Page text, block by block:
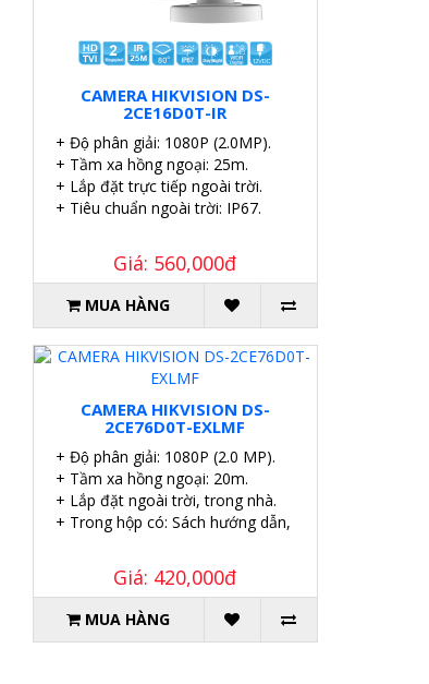
CAMERA HIKVISION DS-
2CE16D0T-IR
+ Độ phân giải: 1080P (2.0MP).
+ Tầm xa hồng ngoại: 25m.
+ Lắp đặt trực tiếp ngoài trời.
+ Tiêu chuẩn ngoài trời: IP67.
Giá: 560,000đ
MUA HÀNG
CAMERA HIKVISION DS-
2CE76D0T-EXLMF
+ Độ phân giải: 1080P (2.0 MP).
+ Tầm xa hồng ngoại: 20m.
+ Lắp đặt ngoài trời, trong nhà.
+ Trong hộp có: Sách hướng dẫn, Ốc vít tắc kê.
Giá: 420,000đ
MUA HÀNG